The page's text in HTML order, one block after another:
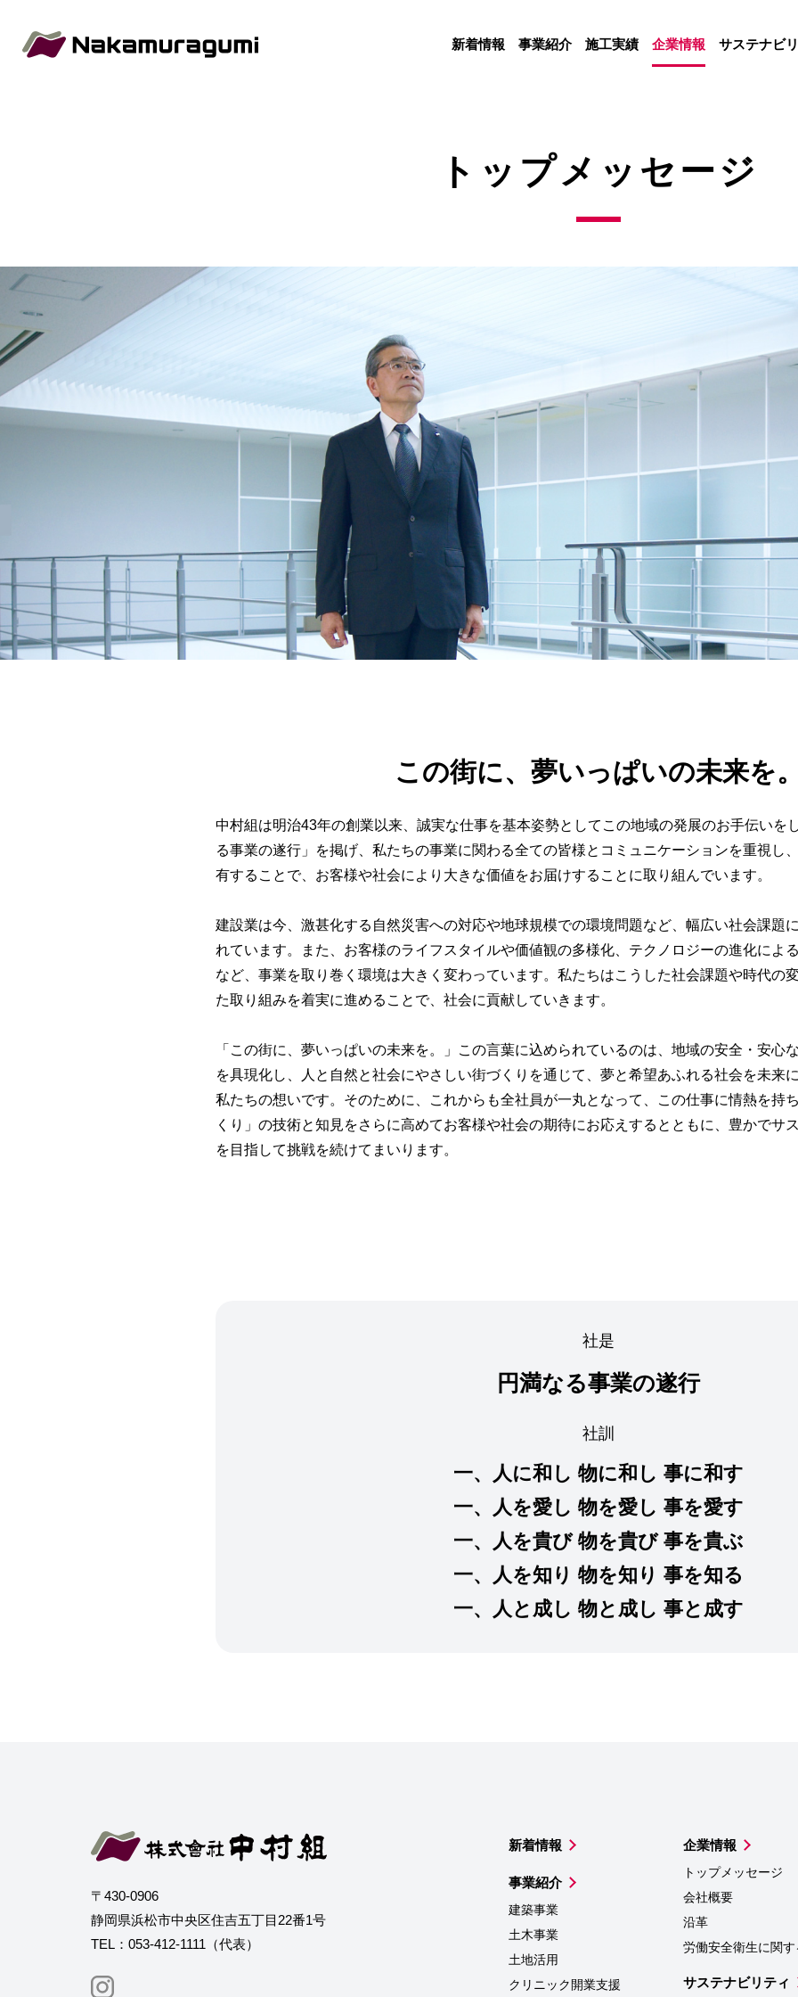
新着情報 事業紹介 施工実績 企業情報 サステナビ
トップメッセージ
この街に、夢いっぱいの未来を
中村組は明治43年の創業以来、誠実な仕事を基本姿勢としてこの地域の発展のお手伝いを
る事業の遂行」を掲げ、私たちの事業に関わる全ての皆様とコミュニケーションを重視し
有することで、お客様や社会により大きな価値をお届けすることに取り組んでいます。
建設業は今、激甚化する自然災害への対応や地球規模での環境問題など、幅広い社会課題
れています。また、お客様のライフスタイルや価値観の多様化、テクノロジーの進化によ
など、事業を取り巻く環境は大きく変わっています。私たちはこうした社会課題や時代の
た取り組みを着実に進めることで、社会に貢献していきます。
「この街に、夢いっぱいの未来を。」この言葉に込められているのは、地域の安全・安心
を具現化し、人と自然と社会にやさしい街づくりを通じて、夢と希望あふれる社会を未来
私たちの想いです。そのために、これからも全社員が一丸となって、この仕事に情熱を持
くり」の技術と知見をさらに高めてお客様や社会の期待にお応えするとともに、豊かでサ
を目指して挑戦を続けてまいります。
社是
円満なる事業の遂行
社訓
一、人に和し 物に和し 事に和す
一、人を愛し 物を愛し 事を愛す
一、人を貴び 物を貴び 事を貴ぶ
一、人を知り 物を知り 事を知る
一、人と成し 物と成し 事と成す
〒430-0906
静岡県浜松市中央区住吉五丁目22番1号
TEL：053-412-1111（代表）
新着情報
事業紹介
建築事業
土木事業
土地活用
クリニック開業支援
企業情報
トップメッセージ
会社概要
沿革
労働安全衛生に関
サステナビリティ